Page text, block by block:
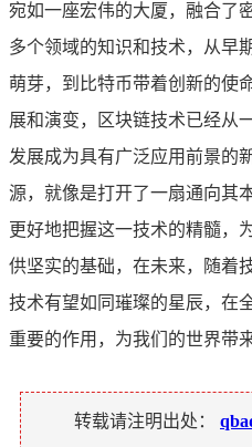
宛如一座宏伟的大厦，融合了
多个领域的知识和技术，从早
萌芽，到比特币带着创新的使
展和演变，区块链技术已经从
发展成为具有广泛应用前景的
源，就像是打开了一扇通向其
更好地把握这一技术的精髓，
供坚实的基础，在未来，随着
技术有望如同璀璨的星辰，在
重要的作用，为我们的世界带
转载请注明出处：